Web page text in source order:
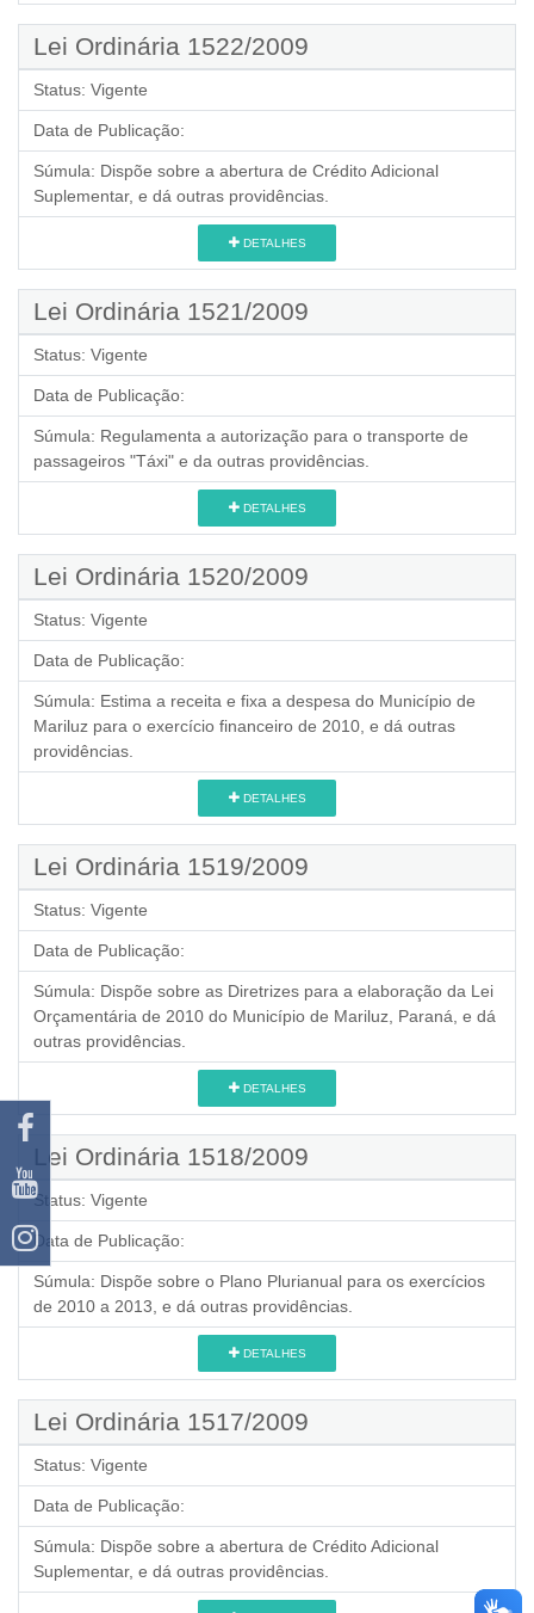
Lei Ordinária 1522/2009
Status: Vigente
Data de Publicação:
Súmula: Dispõe sobre a abertura de Crédito Adicional
Suplementar, e dá outras providências.
DETALHES
Lei Ordinária 1521/2009
Status: Vigente
Data de Publicação:
Súmula: Regulamenta a autorização para o transporte de
passageiros "Táxi" e da outras providências.
DETALHES
Lei Ordinária 1520/2009
Status: Vigente
Data de Publicação:
Súmula: Estima a receita e fixa a despesa do Município de
Mariluz para o exercício financeiro de 2010, e dá outras
providências.
DETALHES
Lei Ordinária 1519/2009
Status: Vigente
Data de Publicação:
Súmula: Dispõe sobre as Diretrizes para a elaboração da Lei
Orçamentária de 2010 do Município de Mariluz, Paraná, e dá
outras providências.
DETALHES
Lei Ordinária 1518/2009
Status: Vigente
Data de Publicação:
Súmula: Dispõe sobre o Plano Plurianual para os exercícios
de 2010 a 2013, e dá outras providências.
DETALHES
Lei Ordinária 1517/2009
Status: Vigente
Data de Publicação:
Súmula: Dispõe sobre a abertura de Crédito Adicional
Suplementar, e dá outras providências.